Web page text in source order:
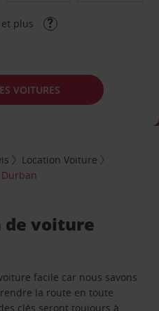
plus
VOITURES
Location Voiture
Durban
de voiture
facile car nous savons
la route en toute
clés seront toujours à